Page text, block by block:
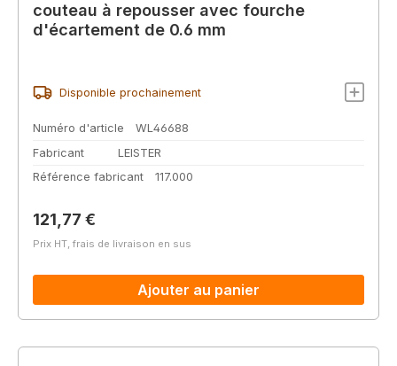
couteau à repousser avec fourche
d'écartement de 0.6 mm
Disponible prochainement
Numéro d'article
WL46688
Fabricant
LEISTER
Référence fabricant
117.000
Prix régulier :
121,77 €
Prix HT, frais de livraison en sus
Ajouter au panier